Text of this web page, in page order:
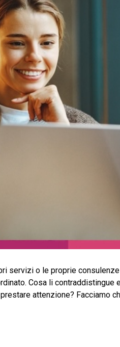
servizi o le proprie
Cosa li contraddistingue
attenzione? Facciamo